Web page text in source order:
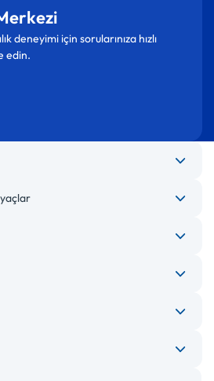
deneyimi için sorularınıza hızlı
edin.